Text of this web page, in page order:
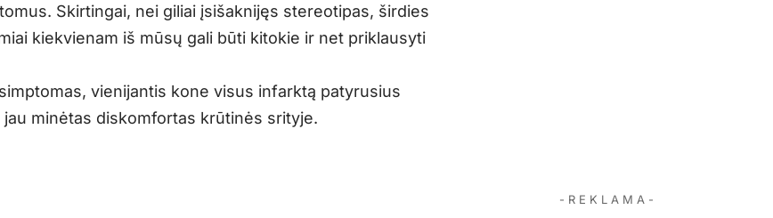
Skirtingai, nei giliai įsišaknijęs stereotipas, širdies
kiekvienam iš mūsų gali būti kitokie ir net priklausyti
vienijantis kone visus infarktą patyrusius
jau minėtas diskomfortas krūtinės srityje.
- R E K L A M A -